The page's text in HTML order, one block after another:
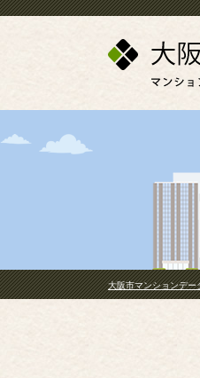
大阪市マンションデー